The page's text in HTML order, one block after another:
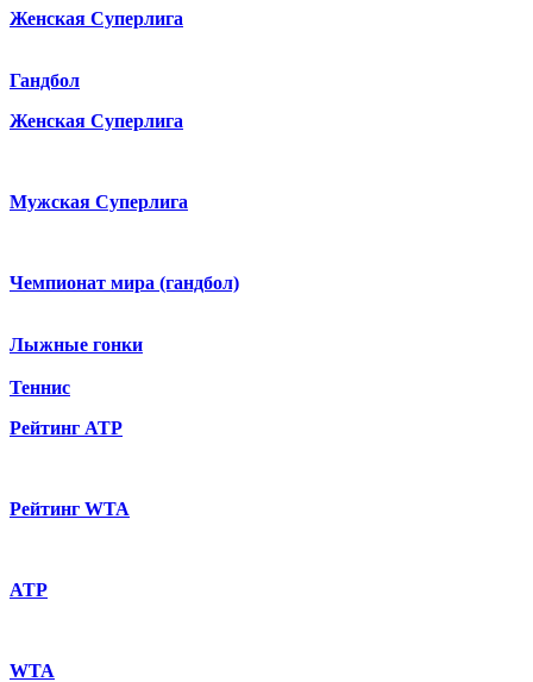
Женская Суперлига
Гандбол
Женская Суперлига
Мужская Суперлига
Чемпионат мира (гандбол)
Лыжные гонки
Теннис
Рейтинг ATP
Рейтинг WTA
ATP
WTA